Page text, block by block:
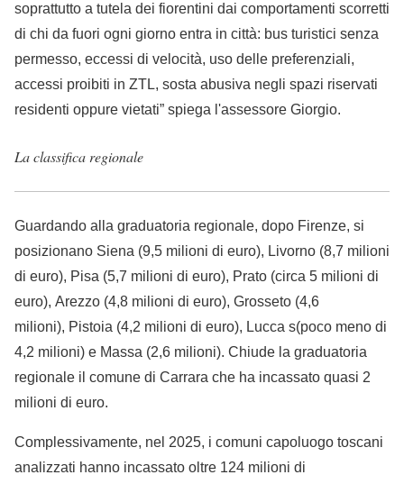
soprattutto a tutela dei fiorentini dai comportamenti scorretti
di chi da fuori ogni giorno entra in città: bus turistici senza
permesso, eccessi di velocità, uso delle preferenziali,
accessi proibiti in ZTL, sosta abusiva negli spazi riservati
residenti oppure vietati” spiega l'assessore Giorgio.
La classifica regionale
Guardando alla graduatoria regionale, dopo Firenze, si
posizionano Siena (9,5 milioni di euro), Livorno (8,7 milioni
di euro), Pisa (5,7 milioni di euro), Prato (circa 5 milioni di
euro), Arezzo (4,8 milioni di euro), Grosseto (4,6
milioni), Pistoia (4,2 milioni di euro), Lucca s(poco meno di
4,2 milioni) e Massa (2,6 milioni). Chiude la graduatoria
regionale il comune di Carrara che ha incassato quasi 2
milioni di euro.
Complessivamente, nel 2025, i comuni capoluogo toscani
analizzati hanno incassato oltre 124 milioni di